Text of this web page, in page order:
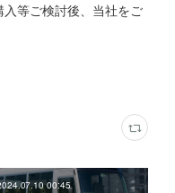
等ご検討後、当社をご
00:45